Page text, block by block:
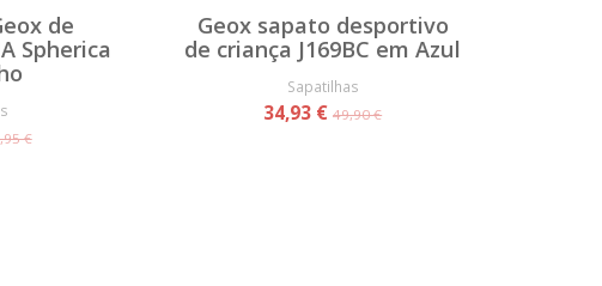
de
Spherica
€
Geox sapato desportivo
de criança J169BC em Azul
Sapatilhas
34,93 €49,90 €